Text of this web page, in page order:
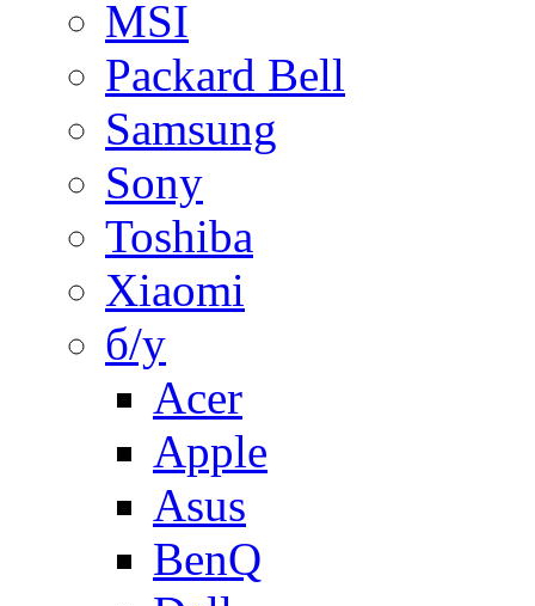
MSI
Packard Bell
Samsung
Sony
Toshiba
Xiaomi
б/у
Acer
Apple
Asus
BenQ